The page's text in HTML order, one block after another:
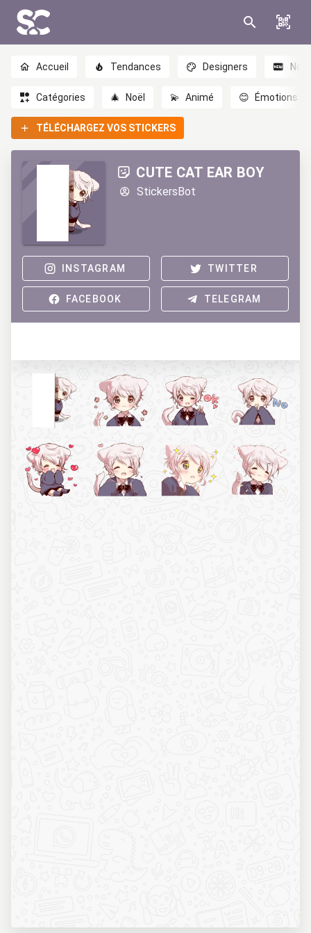
Accueil Tendances Designers
Catégories 🎄 Noël 💫 Animé 😊 Émotions
TÉLÉCHARGEZ VOS STICKERS
CUTE CAT EAR BOY
StickersBot
INSTAGRAM TWITTER
FACEBOOK TELEGRAM